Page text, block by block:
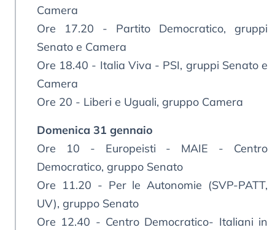
Camera
Ore 17.20 - Partito Democratico, gruppi
Senato e Camera
Ore 18.40 - Italia Viva - PSI, gruppi Senato e
Camera
Ore 20 - Liberi e Uguali, gruppo Camera
Domenica 31 gennaio
Ore 10 - Europeisti - MAIE - Centro
Democratico, gruppo Senato
Ore 11.20 - Per le Autonomie (SVP-PATT,
UV), gruppo Senato
Ore 12.40 - Centro Democratico- Italiani in